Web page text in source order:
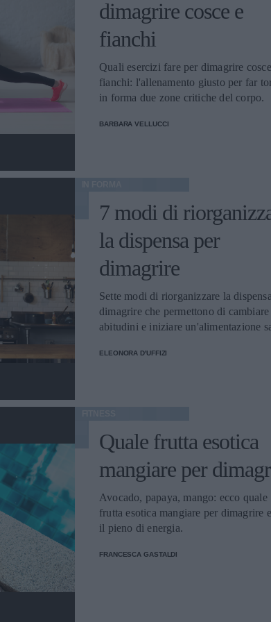
dimagrire cosce e
fianchi
Quali esercizi fare per dimagrire
fianchi: l'allenamento giusto per far
in forma due zone critiche del corpo.
BARBARA VELLUCCI
7 modi di
la dispensa per
dimagrire
Sette modi di riorganizzare la
dimagrire che permettono di
abitudini e iniziare un'alimentazione
ELEONORA D'UFFIZI
Quale frutta esotica
mangiare per
Avocado, papaya, mango: ecco quale
frutta esotica mangiare per dimagrire
il pieno di energia.
FRANCESCA GASTALDI